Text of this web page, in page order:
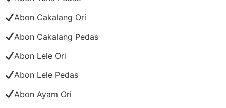
Abon Cakalang Ori
Abon Cakalang Pedas
Abon Lele Ori
Abon Lele Pedas
Abon Ayam Ori